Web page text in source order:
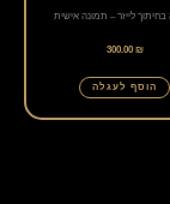
בחיתוך לייזר – תמונה אישית
300.00 ₪
הוסף לעגלה